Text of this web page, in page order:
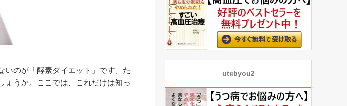
いのが「酵素ダイエット」です。た
ょうか。ここでは、これだけは知っ
utubyou2